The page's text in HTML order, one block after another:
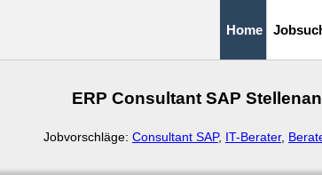
Home
ERP Consultant SAP
Jobvorschläge: Consultant SAP, IT-Berater,